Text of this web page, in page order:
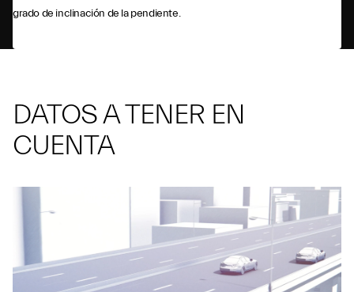
grado de inclinación de la pendiente.
DATOS A TENER EN
CUENTA